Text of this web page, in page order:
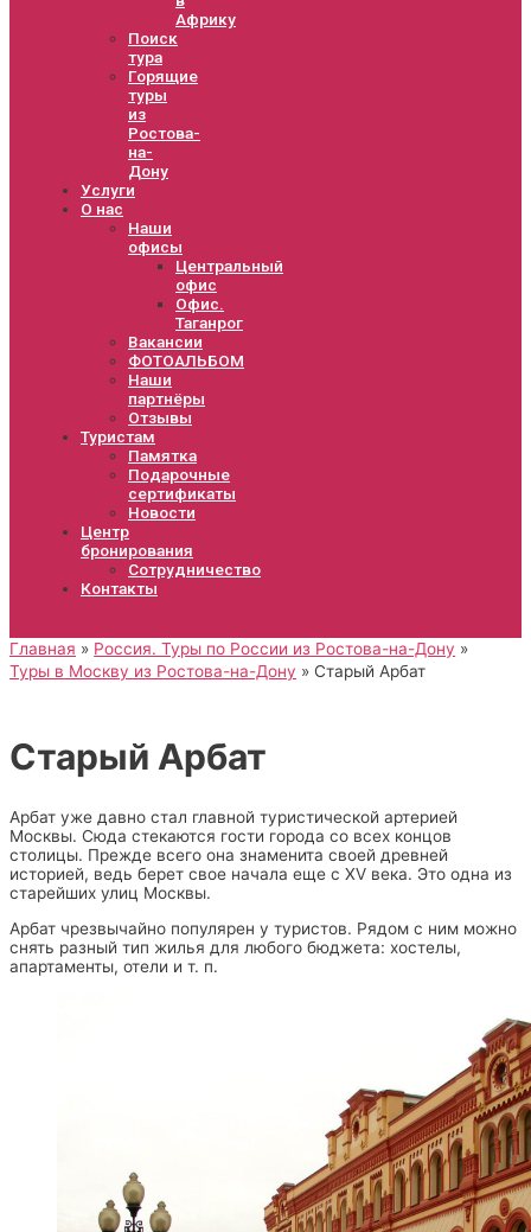
Африку
Поиск
тура
Горящие
туры
из
Ростова-
на-
Дону
Услуги
О нас
Наши
офисы
Центральный
офис
Офис.
Таганрог
Вакансии
ФОТОАЛЬБОМ
Наши
партнёры
Отзывы
Туристам
Памятка
Подарочные
сертификаты
Новости
Центр
бронирования
Сотрудничество
Контакты
Главная
Россия. Туры по России из Ростова-на-Дону
Туры в Москву из Ростова-на-Дону
Старый Арбат
Старый Арбат
Арбат уже давно стал главной туристической артерией
Москвы. Сюда стекаются гости города со всех концов
столицы. Прежде всего она знаменита своей древней
историей, ведь берет свое начала еще с XV века. Это одна из
старейших улиц Москвы.
Арбат чрезвычайно популярен у туристов. Рядом с ним можно
снять разный тип жилья для любого бюджета: хостелы,
апартаменты, отели и т. п.